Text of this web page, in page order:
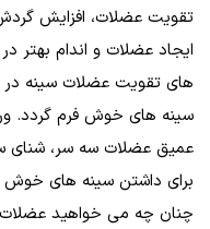
تقویت عضلات، افزایش
ایجاد عضلات و اندام بهتر
های تقویت عضلات سینه در
سینه‌ های خوش‌ فرم گردد.
عمیق عضلات سه سر، شنای
برای داشتن سینه‌ های خوش‌
چنان چه می خواهید عضلات